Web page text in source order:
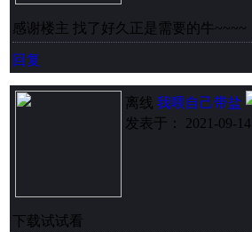
感谢楼主 找了好久正是需要的牛~~~~
回复
离线 我喂自己带盐
发表于： 2021-09-14
下载试试看